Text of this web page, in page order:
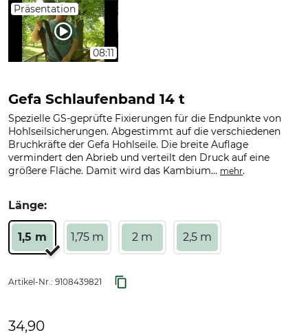
Präsentation
08:11
Gefa Schlaufenband 14 t
Spezielle GS-geprüfte Fixierungen für die Endpunkte von
Hohlseilsicherungen. Abgestimmt auf die verschiedenen
Bruchkräfte der Gefa Hohlseile. Die breite Auflage
vermindert den Abrieb und verteilt den Druck auf eine
größere Fläche. Damit wird das Kambium... mehr.
Länge:
1,5 m 1,75 m 2 m 2,5 m
Artikel-Nr.: 9108439821
34,90